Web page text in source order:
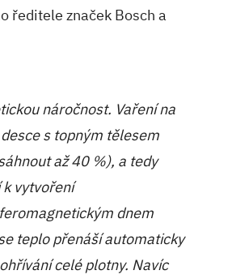
ředitele značek Bosch a
náročnost. Vaření na
s topným tělesem
až 40 %), a tedy
k vytvoření
dnem
teplo přenáší automaticky
celé plotny. Navíc